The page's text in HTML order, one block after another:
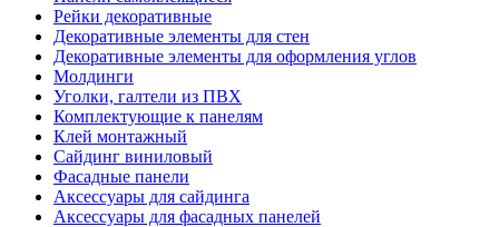
Рейки декоративные
Декоративные элементы для стен
Декоративные элементы для оформления углов
Молдинги
Уголки, галтели из ПВХ
Комплектующие к панелям
Клей монтажный
Сайдинг виниловый
Фасадные панели
Аксессуары для сайдинга
Аксессуары для фасадных панелей